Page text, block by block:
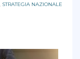
STRATEGIA NAZIONALE